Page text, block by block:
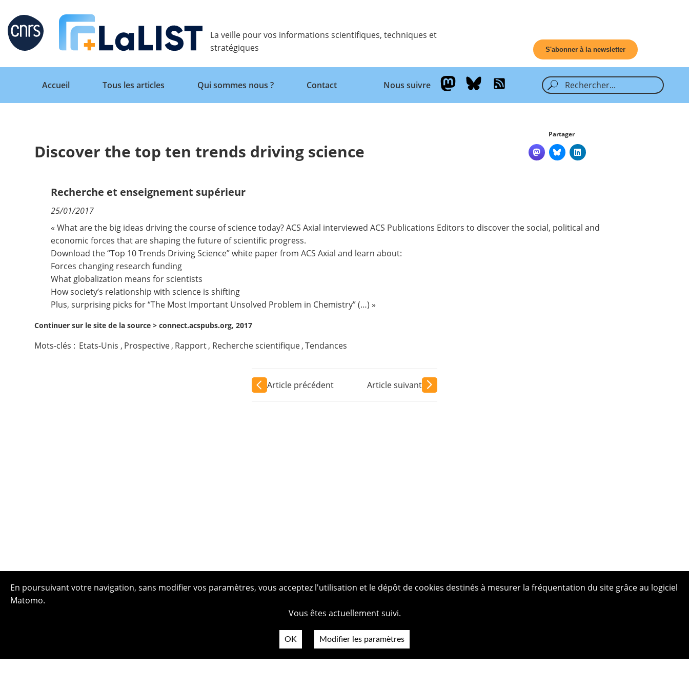
Retour
Accueil
Qui sommes nous ?
Nous suivre
La veille pour vos informations scientifiques, techniques et
stratégiques
S'abonner à la newsletter
Retour
Accueil
Tous les articles Qui sommes nous ? Contact Nous suivre
Discover the top ten trends driving science
Partager
Recherche et enseignement supérieur
25/01/2017
« What are the big ideas driving the course of science today?ACS Axial interviewed ACS Publications Editors to discover the social, political and
economic forces that are shaping the future of scientific progress.
Download the “Top 10 Trends Driving Science” white paper from ACS Axial and learn about:
Forces changing research funding
What globalization means for scientists
How society’s relationship with science is shifting
Plus, surprising picks for “The Most Important Unsolved Problem in Chemistry” (…) »
Continuer sur le site de la source >connect.acspubs.org, 2017
Mots-clés : Etats-Unis , Prospective, Rapport, Recherche scientifique ,Tendances
Article précédent Article suivant
En poursuivant votre navigation, sans modifier vos paramètres, vous acceptez l'utilisation et le dépôt de cookies destinés à mesurer la fréquentation du site grâce au logiciel
Matomo.
Vous êtes actuellement suivi.
OK Modifier les paramètres